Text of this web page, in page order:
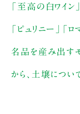
「至高の白ワイン」
「ピュリニー」「
名品を産み出す
から、土壌につい